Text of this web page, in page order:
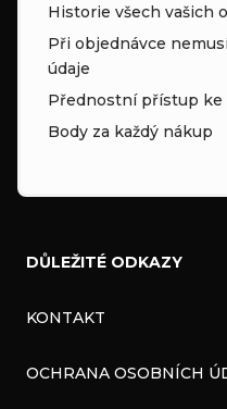
Historie všech vašich
Při objednávce
údaje
Přednostní přístup ke
Body za každý nákup
DŮLEŽITÉ ODKAZY
KONTAKT
OCHRANA OSOBNÍCH